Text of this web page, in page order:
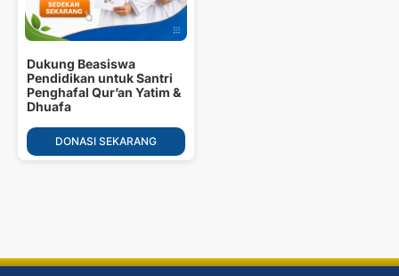
Dukung Beasiswa
Pendidikan untuk Santri
Penghafal Qur’an Yatim &
Dhuafa
DONASI SEKARANG